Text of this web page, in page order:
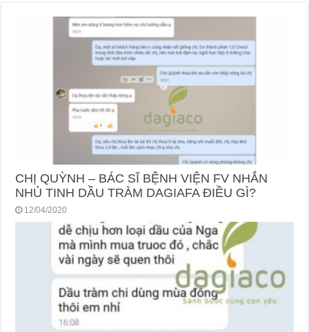
CHỊ QUỲNH – BÁC SĨ BỆNH VIỆN FV NHẮN
NHỦ TINH DẦU TRÀM DAGIAFA ĐIỀU GÌ?
12/04/2020